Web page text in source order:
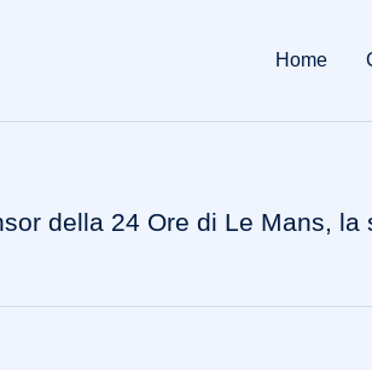
Home
della 24 Ore di Le Mans,